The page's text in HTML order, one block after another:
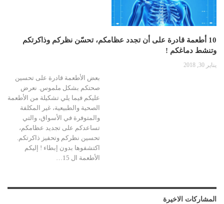
10 أطعمة قادرة على أن تجدد عظامكم، تحسّن نظركم وذاكرتكم
وتنشط دماغكم !
يناير 30, 2018
بعض الأطعمة قادرة على تحسين
صحتكم بشكل ملموس. نعرض
عليكم فيما يلي تشكيلة من الأطعمة
الصحية والطبيعية، غير المكلفة
والمتوفرة في الأسواق، والتي
تساعدكم على تجديد عظامكم،
تحسين نظركم وتحفيز ذاكرتكم.
اكتشفوها بدون إبطاء ! إليكم
الأطعمة ال 15…
المشاركات الاخيرة